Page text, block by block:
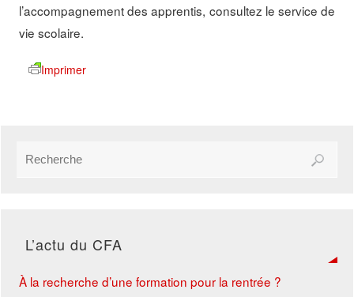
l’accompagnement des apprentis, consultez le service de
vie scolaire.
Imprimer
L’actu du CFA
À la recherche d’une formation pour la rentrée ?